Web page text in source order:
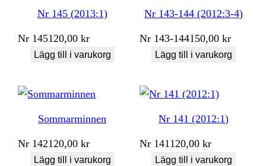
Nr 145 (2013:1)
Nr 145120,00kr
Lägg till i varukorg
Nr 143-144 (2012:3-4)
Nr 143-144150,00kr
Lägg till i varukorg
Sommarminnen
Nr 142120,00kr
Lägg till i varukorg
Nr 141 (2012:1)
Nr 141 120,00kr
Lägg till i varukorg